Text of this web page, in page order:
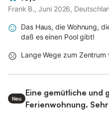
Frank B., Juni 2026,
Das Haus, die Wohnung,
daß es einen Pool gibt!
Lange Wege zum Zentrum
Neu
Eine gemütliche und
Ferienwohnung.